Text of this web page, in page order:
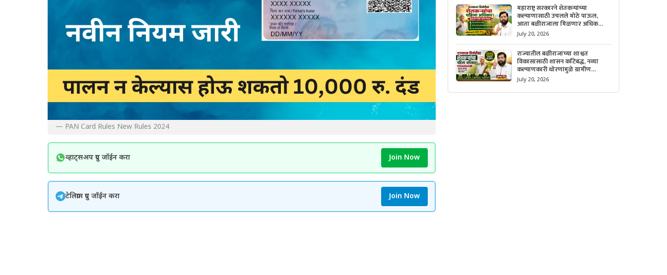
— PAN Card Rules New Rules 2024
व्हाट्सअप ग्रुप जॉईन करा Join Now
टेलिग्राम ग्रुप जॉईन करा Join Now
महाराष्ट्र सरकारने शेतकऱ्यांच्या
कल्याणासाठी उचलले मोठे पाऊल,
आता बळीराजाला मिळणार अधिक
बळकटी आणि आर्थिक संरक्षण; जाणून
घ्या सरकारचा नवा संकल्प.
July 20, 2026
राज्यातील बळीराजाच्या शाश्वत
विकासासाठी शासन कटिबद्ध, नव्या
कल्याणकारी धोरणांमुळे ग्रामीण
अर्थव्यवस्थेला मिळणार मोठी गती.
July 20, 2026